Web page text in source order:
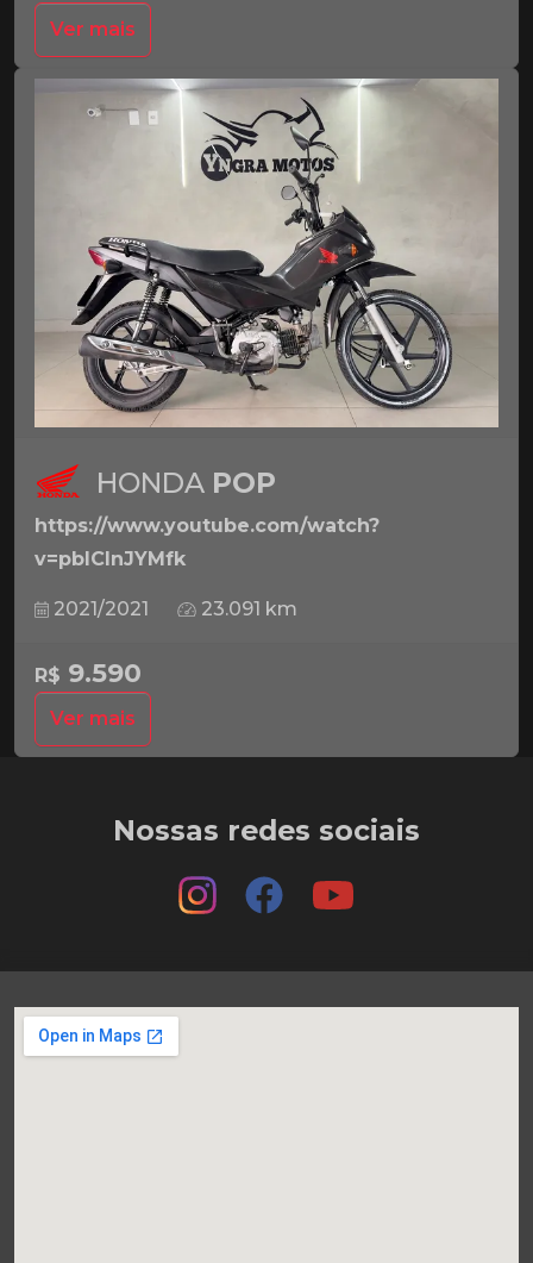
Ver mais
HONDA POP
https://www.youtube.com/watch?
v=pbICInJYMfk
2021/2021 23.091 km
R$ 9.590
Ver mais
Nossas redes sociais